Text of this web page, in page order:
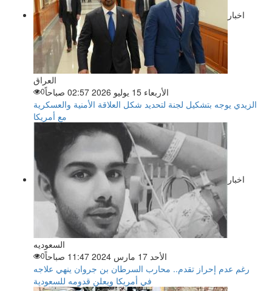
اخبار
العراق
الأربعاء 15 يوليو 2026 02:57 صباحاً
0
الزيدي يوجه بتشكيل لجنة لتحديد شكل العلاقة الأمنية والعسكرية
مع أمريكا
اخبار
السعوديه
الأحد 17 مارس 2024 11:47 صباحاً
0
رغم عدم إحراز تقدم.. محارب السرطان بن جروان ينهي علاجه
في أمريكا ويعلن قدومه للسعودية